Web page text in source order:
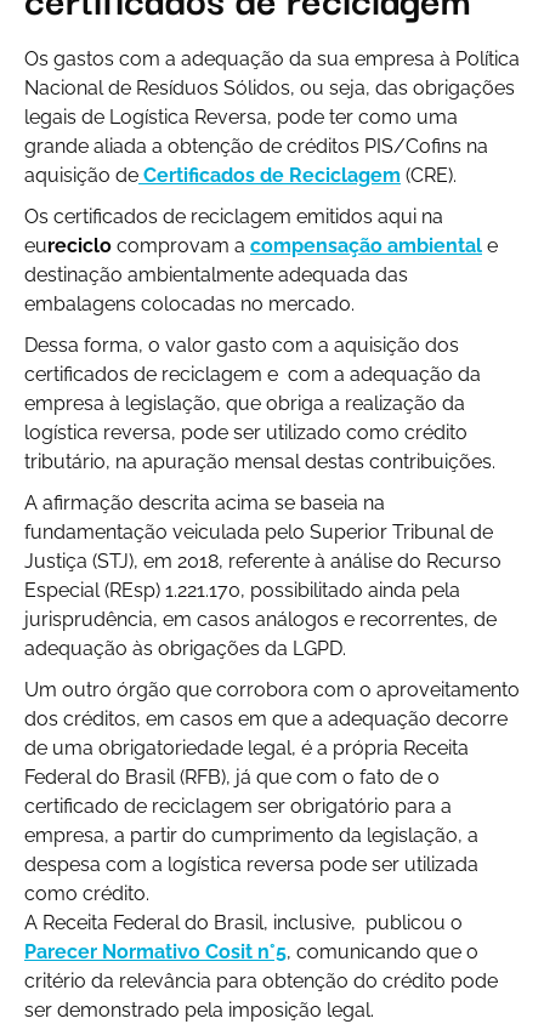
Os gastos com a adequação da sua empresa à Política
Nacional de Resíduos Sólidos, ou seja, das obrigações
legais de Logística Reversa, pode ter como uma
grande aliada a obtenção de créditos PIS/Cofins na
aquisição de Certificados de Reciclagem (CRE).
Os certificados de reciclagem emitidos aqui na
eureciclo comprovam a compensação ambiental e
destinação ambientalmente adequada das
embalagens colocadas no mercado.
Dessa forma, o valor gasto com a aquisição dos
certificados de reciclagem e com a adequação da
empresa à legislação, que obriga a realização da
logística reversa, pode ser utilizado como crédito
tributário, na apuração mensal destas contribuições.
A afirmação descrita acima se baseia na
fundamentação veiculada pelo Superior Tribunal de
Justiça (STJ), em 2018, referente à análise do Recurso
Especial (REsp) 1.221.170, possibilitado ainda pela
jurisprudência, em casos análogos e recorrentes, de
adequação às obrigações da LGPD.
Um outro órgão que corrobora com o aproveitamento
dos créditos, em casos em que a adequação decorre
de uma obrigatoriedade legal, é a própria Receita
Federal do Brasil (RFB), já que com o fato de o
certificado de reciclagem ser obrigatório para a
empresa, a partir do cumprimento da legislação, a
despesa com a logística reversa pode ser utilizada
como crédito.
A Receita Federal do Brasil, inclusive, publicou o
Parecer Normativo Cosit n°5, comunicando que o
critério da relevância para obtenção do crédito pode
ser demonstrado pela imposição legal.